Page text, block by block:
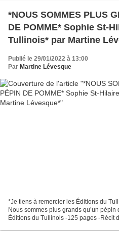
*NOUS SOMMES PLUS
DE POMME* Sophie St-
Tullinois* par Martine
Publié le 29/01/2022 à 13:00
Par Martine Lévesque
*Je tiens à remercier les Éditions du
Nous sommes plus grands qu’un
Éditions du Tullinois -125 pages -Récit